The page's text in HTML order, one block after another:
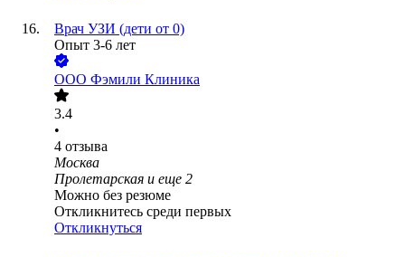
Врач УЗИ (дети от 0)
Опыт 3-6 лет
ООО Фэмили Клиника
3.4
•
4 отзыва
Москва
Пролетарская и еще 2
Можно без резюме
Откликнитесь среди первых
Откликнуться